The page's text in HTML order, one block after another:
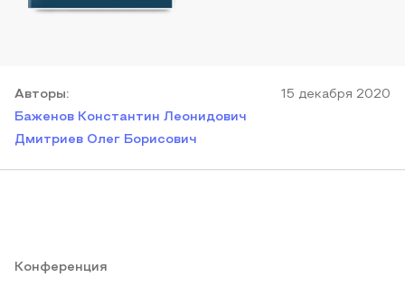
Авторы:
Баженов Константин Леонидович
Дмитриев Олег Борисович
15 декабря 2020
Конференция